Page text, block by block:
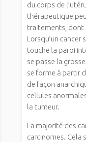
du corps de
thérapeutique
traitements, dont
Lorsqu’un cancer
touche la paroi
se passe la
se forme à partir
de façon
cellules
la tumeur.
La majorité des
carcinomes. Cela